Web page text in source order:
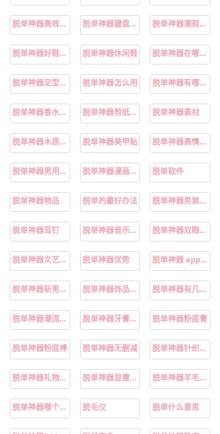
脱单神器高效交友 脱单神器键盘推荐 脱单神器潮鞋款式
脱单神器好鞋推荐 脱单神器休闲鞋 脱单神器在哪下载
脱单神器定型喷雾 脱单神器怎么用 脱单神器有哪些推荐
脱单神器香水持久留香 脱单神器剪纸装饰 脱单神器素材
脱单神器木质香水 脱单神器美甲贴 脱单神器高情商聊天术
脱单神器男用香水 脱单神器漫画又叫 脱单软件
脱单神器物品 脱单的最好办法 脱单神器男装推荐
脱单神器耳钉 脱单神器音乐推荐 脱单神器双眼皮贴推荐
脱单神器文艺摆件 脱单神器优势 脱单神器 app下载
脱单神器斩男香水 脱单神器饰品推荐 脱单神器有几个软件
脱单神器潮流服饰 脱单神器牙膏推荐 脱单神器粉底膏
脱单神器粉底棒 脱单神器无删减 脱单神器针织开衫
脱单神器礼物推荐 脱单神器显瘦连衣裙 脱单神器羊毛开衫
脱单神器哪个最好用 脱毛仪 脱单什么意思